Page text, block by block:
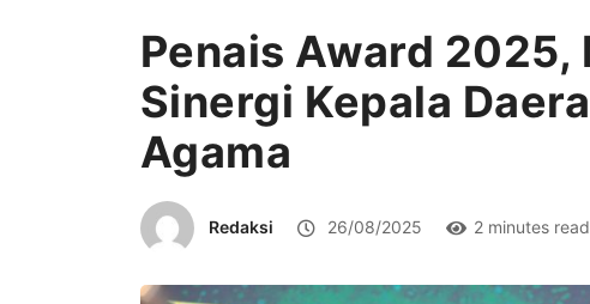
Penais Award 2025,
Sinergi Kepala
Agama
Redaksi 26/08/2025 2 minutes read